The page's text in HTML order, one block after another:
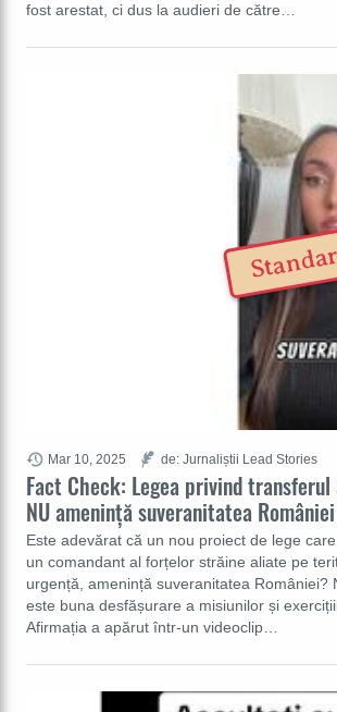
fost arestat, ci dus la audieri de către…
Fact Check: Legea privind
NU amenință suveranitatea României
Este adevărat că un nou proiect de lege
un comandant al forțelor străine aliate pe
urgență, amenință suveranitatea
este buna desfășurare a misiunilor și
Afirmația a apărut într-un videoclip…
Mar 10, 2025 de: Jurnaliștii Lead Stories